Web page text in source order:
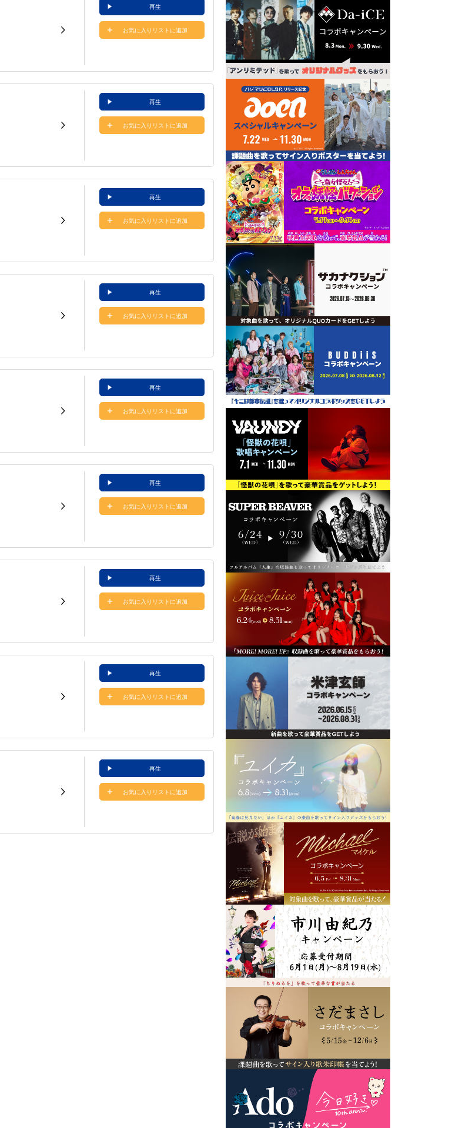
再生
お気に入りリストに追加
再生
お気に入りリストに追加
再生
お気に入りリストに追加
再生
お気に入りリストに追加
再生
お気に入りリストに追加
再生
お気に入りリストに追加
再生
お気に入りリストに追加
再生
お気に入りリストに追加
再生
お気に入りリストに追加